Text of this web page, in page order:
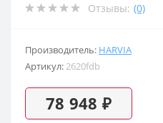
Отзывы: (0)
Производитель: HARVIA
Артикул:2620fdb
78 948 ₽